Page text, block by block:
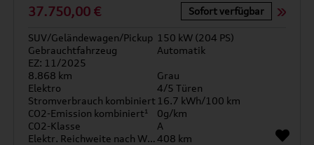
37.750,00 € Sofort verfügbar
SUV/Geländewagen/Pickup 150 kW (204 PS)
Gebrauchtfahrzeug
Automatik
EZ: 11/2025
8.868 km
Grau
Elektro
4/5 Türen
Stromverbrauch kombiniert 16.7 kWh/100 km
CO2-Emission kombiniert¹
0g/km
CO2-Klasse
A
Elektr. Reichweite nach WLTP*408 km